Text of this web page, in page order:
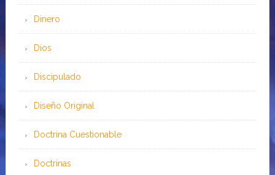
Dinero
Dios
Discipulado
Diseño Original
Doctrina Cuestionable
Doctrinas